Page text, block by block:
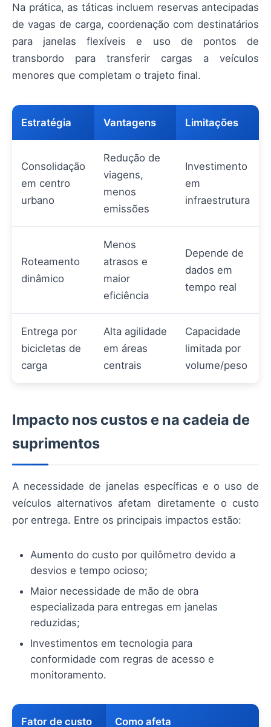
Na prática, as táticas incluem reservas antecipadas
de vagas de carga, coordenação com destinatários
para janelas flexíveis e uso de pontos de
transbordo para transferir cargas a veículos
menores que completam o trajeto final.
Estratégia Vantagens Limitações
Consolidação
em centro
urbano
Redução de
viagens,
menos
emissões
Investimento
em
infraestrutura
Roteamento
dinâmico
Menos
atrasos e
maior
eficiência
Depende de
dados em
tempo real
Entrega por
bicicletas de
carga
Alta agilidade
em áreas
centrais
Capacidade
limitada por
volume/peso
Impacto nos custos e na cadeia de
suprimentos
A necessidade de janelas específicas e o uso de
veículos alternativos afetam diretamente o custo
por entrega. Entre os principais impactos estão:
Aumento do custo por quilômetro devido a
desvios e tempo ocioso;
Maior necessidade de mão de obra
especializada para entregas em janelas
reduzidas;
Investimentos em tecnologia para
conformidade com regras de acesso e
monitoramento.
Fator de custo Como afeta